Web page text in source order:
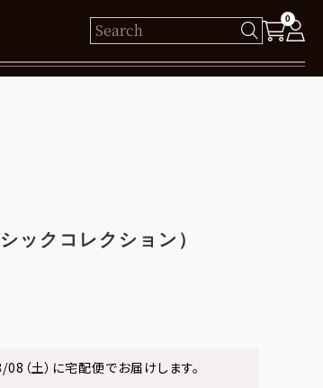
新規会員登録
0
ックコレクション）
（土） に宅配便でお届けします。